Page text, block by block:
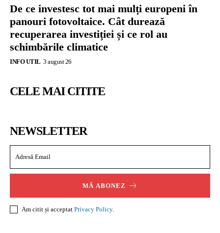
De ce investesc tot mai mulți europeni în
panouri fotovoltaice. Cât durează
recuperarea investiției și ce rol au
schimbările climatice
INFO UTIL 3 august 26
CELE MAI CITITE
NEWSLETTER
MĂ ABONEZ
Am citit și acceptat Privacy Policy.